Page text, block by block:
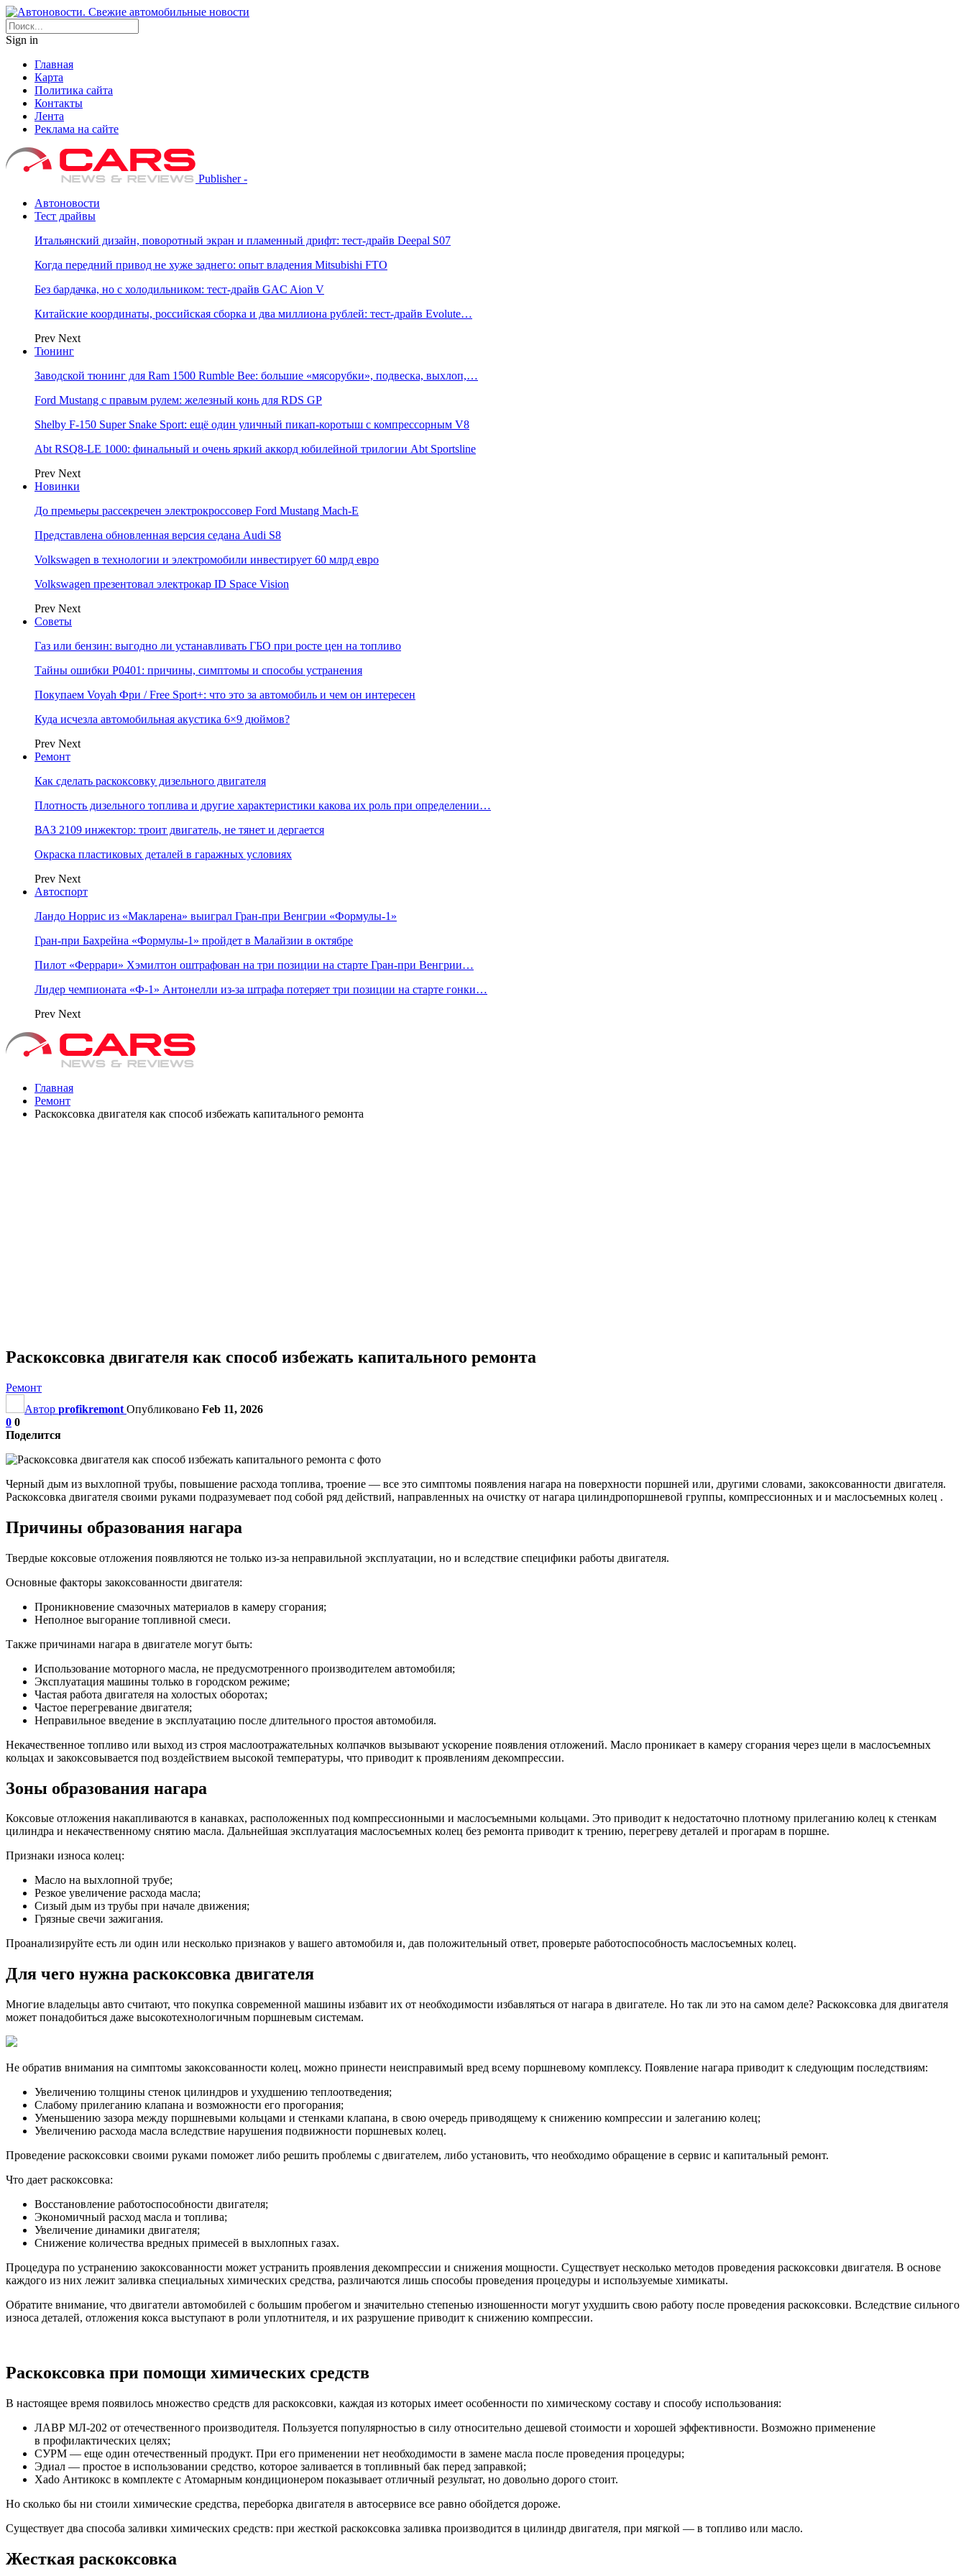
Sign in
Главная
Карта
Политика сайта
Контакты
Лента
Реклама на сайте
Publisher -
Автоновости
Тест драйвы
Итальянский дизайн, поворотный экран и пламенный дрифт: тест-драйв Deepal S07
Когда передний привод не хуже заднего: опыт владения Mitsubishi FTO
Без бардачка, но с холодильником: тест-драйв GAC Aion V
Китайские координаты, российская сборка и два миллиона рублей: тест-драйв Evolute…
Prev Next
Тюнинг
Заводской тюнинг для Ram 1500 Rumble Bee: большие «мясорубки», подвеска, выхлоп,…
Ford Mustang с правым рулем: железный конь для RDS GP
Shelby F-150 Super Snake Sport: ещё один уличный пикап-коротыш с компрессорным V8
Abt RSQ8-LE 1000: финальный и очень яркий аккорд юбилейной трилогии Abt Sportsline
Prev Next
Новинки
До премьеры рассекречен электрокроссовер Ford Mustang Mach-E
Представлена обновленная версия седана Audi S8
Volkswagen в технологии и электромобили инвестирует 60 млрд евро
Volkswagen презентовал электрокар ID Space Vision
Prev Next
Советы
Газ или бензин: выгодно ли устанавливать ГБО при росте цен на топливо
Тайны ошибки P0401: причины, симптомы и способы устранения
Покупаем Voyah Фри / Free Sport+: что это за автомобиль и чем он интересен
Куда исчезла автомобильная акустика 6×9 дюймов?
Prev Next
Ремонт
Как сделать раскоксовку дизельного двигателя
Плотность дизельного топлива и другие характеристики какова их роль при определении…
ВАЗ 2109 инжектор: троит двигатель, не тянет и дергается
Окраска пластиковых деталей в гаражных условиях
Prev Next
Автоспорт
Ландо Норрис из «Макларена» выиграл Гран‑при Венгрии «Формулы‑1»
Гран‑при Бахрейна «Формулы‑1» пройдет в Малайзии в октябре
Пилот «Феррари» Хэмилтон оштрафован на три позиции на старте Гран‑при Венгрии…
Лидер чемпионата «Ф‑1» Антонелли из‑за штрафа потеряет три позиции на старте гонки…
Prev Next
Главная
Ремонт
Раскоксовка двигателя как способ избежать капитального ремонта
Раскоксовка двигателя как способ избежать капитального ремонта
Ремонт
Автор profikremont Опубликовано Feb 11, 2026
0 0
Поделится
Черный дым из выхлопной трубы, повышение расхода топлива, троение — все это симптомы появления нагара на поверхности поршней или, другими словами, закоксованности двигателя.
Раскоксовка двигателя своими руками подразумевает под собой ряд действий, направленных на очистку от нагара цилиндропоршневой группы, компрессионных и и маслосъемных колец .
Причины образования нагара
Твердые коксовые отложения появляются не только из-за неправильной эксплуатации, но и вследствие специфики работы двигателя.
Основные факторы закоксованности двигателя:
Проникновение смазочных материалов в камеру сгорания;
Неполное выгорание топливной смеси.
Также причинами нагара в двигателе могут быть:
Использование моторного масла, не предусмотренного производителем автомобиля;
Эксплуатация машины только в городском режиме;
Частая работа двигателя на холостых оборотах;
Частое перегревание двигателя;
Неправильное введение в эксплуатацию после длительного простоя автомобиля.
Некачественное топливо или выход из строя маслоотражательных колпачков вызывают ускорение появления отложений. Масло проникает в камеру сгорания через щели в маслосъемных
кольцах и закоксовывается под воздействием высокой температуры, что приводит к проявлениям декомпрессии.
Зоны образования нагара
Коксовые отложения накапливаются в канавках, расположенных под компрессионными и маслосъемными кольцами. Это приводит к недостаточно плотному прилеганию колец к стенкам
цилиндра и некачественному снятию масла. Дальнейшая эксплуатация маслосъемных колец без ремонта приводит к трению, перегреву деталей и прогарам в поршне.
Признаки износа колец:
Масло на выхлопной трубе;
Резкое увеличение расхода масла;
Сизый дым из трубы при начале движения;
Грязные свечи зажигания.
Проанализируйте есть ли один или несколько признаков у вашего автомобиля и, дав положительный ответ, проверьте работоспособность маслосъемных колец.
Для чего нужна раскоксовка двигателя
Многие владельцы авто считают, что покупка современной машины избавит их от необходимости избавляться от нагара в двигателе. Но так ли это на самом деле? Раскоксовка для двигателя
может понадобиться даже высокотехнологичным поршневым системам.
Не обратив внимания на симптомы закоксованности колец, можно принести неисправимый вред всему поршневому комплексу. Появление нагара приводит к следующим последствиям:
Увеличению толщины стенок цилиндров и ухудшению теплоотведения;
Слабому прилеганию клапана и возможности его прогорания;
Уменьшению зазора между поршневыми кольцами и стенками клапана, в свою очередь приводящему к снижению компрессии и залеганию колец;
Увеличению расхода масла вследствие нарушения подвижности поршневых колец.
Проведение раскоксовки своими руками поможет либо решить проблемы с двигателем, либо установить, что необходимо обращение в сервис и капитальный ремонт.
Что дает раскоксовка:
Восстановление работоспособности двигателя;
Экономичный расход масла и топлива;
Увеличение динамики двигателя;
Снижение количества вредных примесей в выхлопных газах.
Процедура по устранению закоксованности может устранить проявления декомпрессии и снижения мощности. Существует несколько методов проведения раскоксовки двигателя. В основе
каждого из них лежит заливка специальных химических средства, различаются лишь способы проведения процедуры и используемые химикаты.
Обратите внимание, что двигатели автомобилей с большим пробегом и значительно степенью изношенности могут ухудшить свою работу после проведения раскоксовки. Вследствие сильного
износа деталей, отложения кокса выступают в роли уплотнителя, и их разрушение приводит к снижению компрессии.
Раскоксовка при помощи химических средств
В настоящее время появилось множество средств для раскоксовки, каждая из которых имеет особенности по химическому составу и способу использования:
ЛАВР МЛ-202 от отечественного производителя. Пользуется популярностью в силу относительно дешевой стоимости и хорошей эффективности. Возможно применение
в профилактических целях;
СУРМ — еще один отечественный продукт. При его применении нет необходимости в замене масла после проведения процедуры;
Эдиал — простое в использовании средство, которое заливается в топливный бак перед заправкой;
Xado Антикокс в комплекте с Атомарным кондиционером показывает отличный результат, но довольно дорого стоит.
Но сколько бы ни стоили химические средства, переборка двигателя в автосервисе все равно обойдется дороже.
Существует два способа заливки химических средств: при жесткой раскоксовка заливка производится в цилиндр двигателя, при мягкой — в топливо или масло.
Жесткая раскоксовка